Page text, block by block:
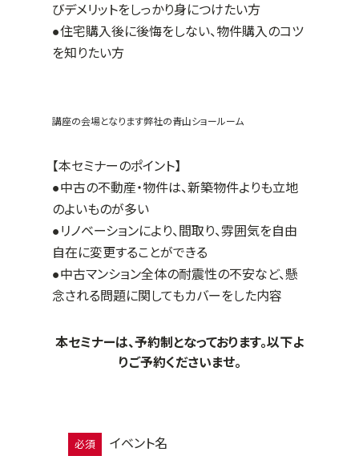
びデメリットをしっかり身につけたい方
●住宅購入後に後悔をしない、物件購入のコツ
を知りたい方
講座の会場となります弊社の青山ショールーム
【本セミナーのポイント】
●中古の不動産・物件は、新築物件よりも立地
のよいものが多い
●リノベーションにより、間取り、雰囲気を自由
自在に変更することができる
●中古マンション全体の耐震性の不安など、懸
念される問題に関してもカバーをした内容
本セミナーは、予約制となっております。以下よ
りご予約くださいませ。
必須
イベント名